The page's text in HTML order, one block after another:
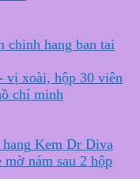
vị xoài, hộp 30 viên
chí minh
Kem Dr Diva
nám sau 2 hộp